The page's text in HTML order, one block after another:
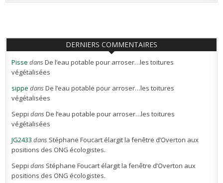
DERNIERS COMMENTAIRES
Pisse dansDe l’eau potable pour arroser…les toitures
végétalisées
sippe dansDe l’eau potable pour arroser…les toitures
végétalisées
Seppi dansDe l’eau potable pour arroser…les toitures
végétalisées
JG2433 dans Stéphane Foucart élargit la fenêtre d’Overton aux
positions des ONG écologistes.
Seppi dans Stéphane Foucart élargit la fenêtre d’Overton aux
positions des ONG écologistes.